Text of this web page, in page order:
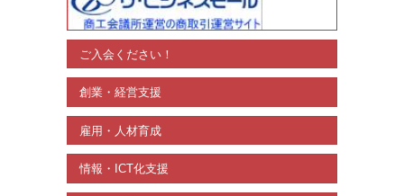
ご入会ください！
創業・経営支援
雇用・人材育成
情報・ICT化支援